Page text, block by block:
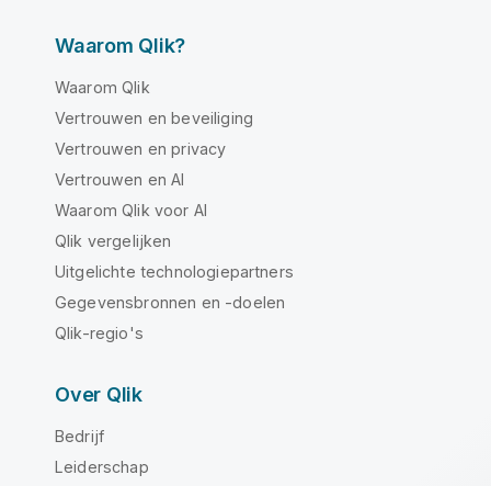
Waarom Qlik?
Waarom Qlik
Vertrouwen en beveiliging
Vertrouwen en privacy
Vertrouwen en AI
Waarom Qlik voor AI
Qlik vergelijken
Uitgelichte technologiepartners
Gegevensbronnen en -doelen
Qlik-regio's
Over Qlik
Bedrijf
Leiderschap